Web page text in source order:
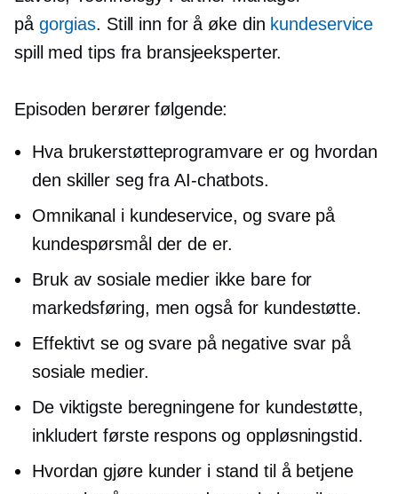
på gorgias. Still inn for å øke din kundeservice
spill med tips fra bransjeeksperter.
Episoden berører følgende:
Hva brukerstøtteprogramvare er og hvordan
den skiller seg fra AI-chatbots.
Omnikanal i kundeservice, og svare på
kundespørsmål der de er.
Bruk av sosiale medier ikke bare for
markedsføring, men også for kundestøtte.
Effektivt se og svare på negative svar på
sosiale medier.
De viktigste beregningene for kundestøtte,
inkludert første respons og oppløsningstid.
Hvordan gjøre kunder i stand til å betjene